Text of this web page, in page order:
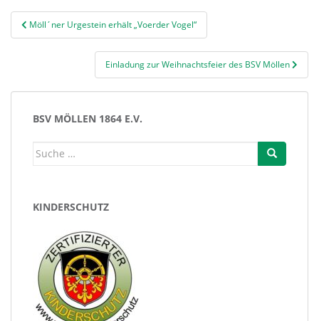
Beitragsnavigation
Möll´ner Urgestein erhält „Voerder Vogel“
Einladung zur Weihnachtsfeier des BSV Möllen
BSV MÖLLEN 1864 E.V.
Suche
KINDERSCHUTZ